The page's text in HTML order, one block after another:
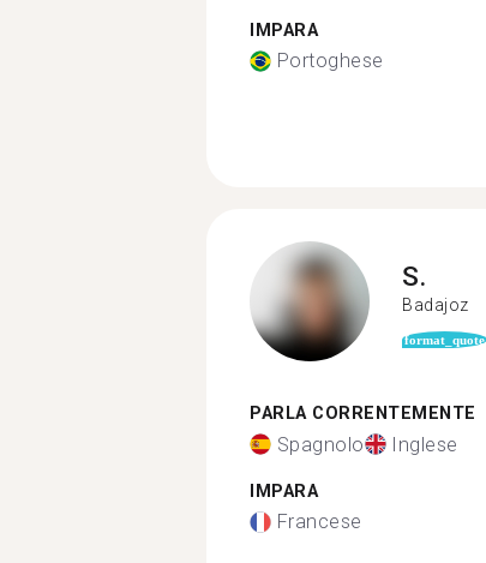
IMPARA
Portoghese
S.
Badajoz
format_quote
PARLA CORRENTEMENTE
Spagnolo Inglese
IMPARA
Francese